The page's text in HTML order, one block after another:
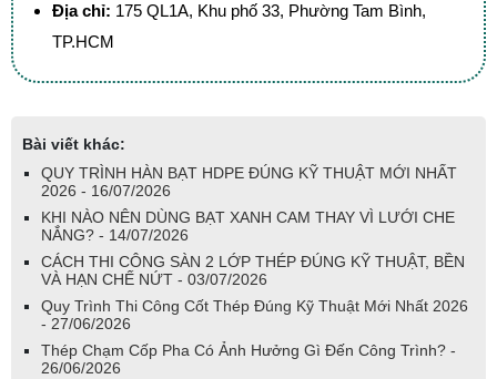
Địa chỉ: 175 QL1A, Khu phố 33, Phường Tam Bình,
TP.HCM
Bài viết khác:
QUY TRÌNH HÀN BẠT HDPE ĐÚNG KỸ THUẬT MỚI NHẤT
2026 - 16/07/2026
KHI NÀO NÊN DÙNG BẠT XANH CAM THAY VÌ LƯỚI CHE
NẮNG? - 14/07/2026
CÁCH THI CÔNG SÀN 2 LỚP THÉP ĐÚNG KỸ THUẬT, BỀN
VÀ HẠN CHẾ NỨT - 03/07/2026
Quy Trình Thi Công Cốt Thép Đúng Kỹ Thuật Mới Nhất 2026
- 27/06/2026
Thép Chạm Cốp Pha Có Ảnh Hưởng Gì Đến Công Trình? -
26/06/2026